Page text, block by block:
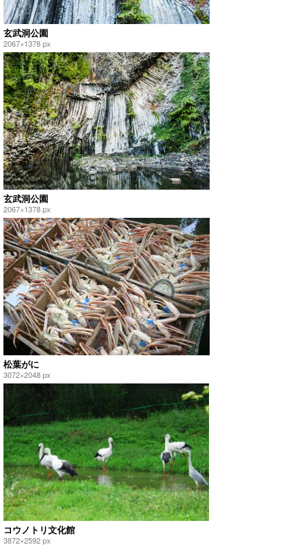
玄武洞公園
2067×1378 px
玄武洞公園
2067×1378 px
松葉がに
3072×2048 px
コウノトリ文化館
3872×2592 px